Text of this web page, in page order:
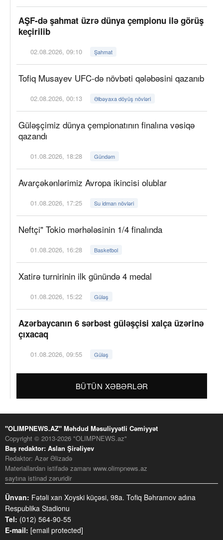
AŞF-də şahmat üzrə dünya çempionu ilə görüş
keçirilib
02.08.2026, 09:10 Şahmat
Tofiq Musayev UFC-də növbəti qələbəsini qazanıb
02.08.2026, 00:13 Əlbəyaxa döyüş növləri
Güləşçimiz dünya çempionatının finalına vəsiqə
qazandı
01.08.2026, 18:28 Gündəm
Avarçəkənlərimiz Avropa ikincisi olublar
01.08.2026, 17:25 Su idman növləri
Neftçi" Tokio mərhələsinin 1/4 finalında
01.08.2026, 16:28 Basketbol
Xatirə turnirinin ilk günündə 4 medal
01.08.2026, 15:22 Güləş
Azərbaycanın 6 sərbəst güləşçisi xalça üzərinə
çıxacaq
01.08.2026, 09:55 Güləş
BÜTÜN XƏBƏRLƏR
"OLIMPNEWS.AZ" Məhdud Məsuliyyətli Cəmiyyət
Copyright © 2013-2026 "OLIMPNEWS.az"
Baş redaktor: Aslan Şirəliyev
Redaktor: Azər Əlizadə
Materiallardan istifadə zamanı www.olimpnews.az
saytına istinad zəruridir
Ünvan: Fətəli xan Xoyski küçəsi, 98a. Tofiq Bəhramov adına
Respublika Stadionu
Tel: (012) 564-90-55
E-mail: [email protected]